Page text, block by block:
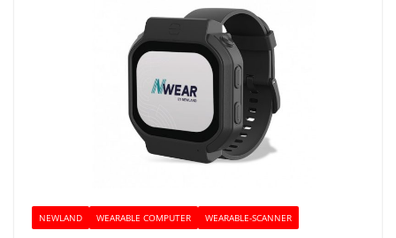
NEWLAND WEARABLE COMPUTER WEARABLE-SCANNER